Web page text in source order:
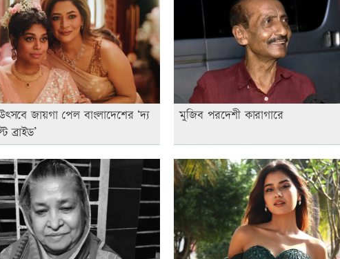
জায়গা পেল বাংলাদেশের ‘দ্য
ব্রাইড’
মুজিব পরদেশী কারাগারে